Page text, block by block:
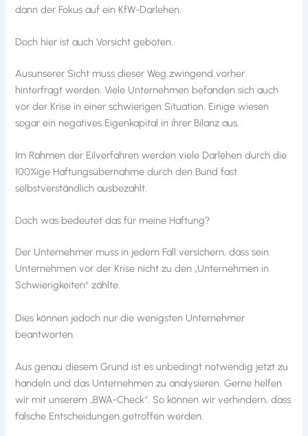
dann der Fokus auf ein KfW-Darlehen.
Doch hier ist auch Vorsicht geboten.
Ausunserer Sicht muss dieser Weg zwingend vorher
hinterfragt werden. Viele Unternehmen befanden sich auch
vor der Krise in einer schwierigen Situation. Einige wiesen
sogar ein negatives Eigenkapital in ihrer Bilanz aus.
Im Rahmen der Eilverfahren werden viele Darlehen durch die
100%ige Haftungsübernahme durch den Bund fast
selbstverständlich ausbezahlt.
Doch was bedeutet das für meine Haftung?
Der Unternehmer muss in jedem Fall versichern, dass sein
Unternehmen vor der Krise nicht zu den „Unternehmen in
Schwierigkeiten“ zählte.
Dies können jedoch nur die wenigsten Unternehmer
beantworten.
Aus genau diesem Grund ist es unbedingt notwendig jetzt zu
handeln und das Unternehmen zu analysieren. Gerne helfen
wir mit unserem „BWA-Check“. So können wir verhindern, dass
falsche Entscheidungen getroffen werden.